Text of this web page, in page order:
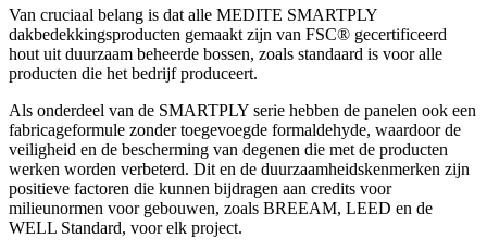
Van cruciaal belang is dat alle MEDITE SMARTPLY
dakbedekkingsproducten gemaakt zijn van FSC® gecertificeerd
hout uit duurzaam beheerde bossen, zoals standaard is voor alle
producten die het bedrijf produceert.
Als onderdeel van de SMARTPLY serie hebben de panelen ook een
fabricageformule zonder toegevoegde formaldehyde, waardoor de
veiligheid en de bescherming van degenen die met de producten
werken worden verbeterd. Dit en de duurzaamheidskenmerken zijn
positieve factoren die kunnen bijdragen aan credits voor
milieunormen voor gebouwen, zoals BREEAM, LEED en de
WELL Standard, voor elk project.